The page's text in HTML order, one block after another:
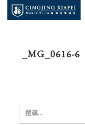
_MG_0616-6